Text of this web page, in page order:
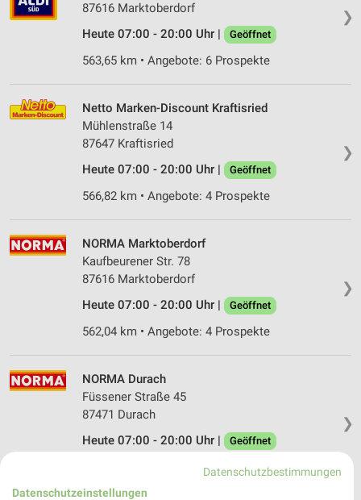
❯
87616 Marktoberdorf
Heute 07:00 - 20:00 Uhr |
Geöffnet
563,65 km • Angebote: 6 Prospekte
❯
Netto Marken-Discount Kraftisried
Mühlenstraße 14
87647 Kraftisried
Heute 07:00 - 20:00 Uhr |
Geöffnet
566,82 km • Angebote: 4 Prospekte
❯
NORMA Marktoberdorf
Kaufbeurener Str. 78
87616 Marktoberdorf
Heute 07:00 - 20:00 Uhr |
Geöffnet
562,04 km • Angebote: 4 Prospekte
❯
NORMA Durach
Füssener Straße 45
87471 Durach
Heute 07:00 - 20:00 Uhr |
Geöffnet
578,91 km • Angebote: 4 ProspekteDatenschutzbestimmungen
Datenschutzeinstellungen